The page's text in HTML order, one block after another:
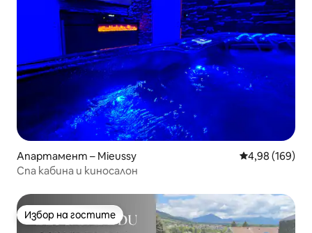
Апартамент – Mieussy Средна
4,98 (169)
Спа кабина и киносалон
Избор на гостите
Избор на гостите